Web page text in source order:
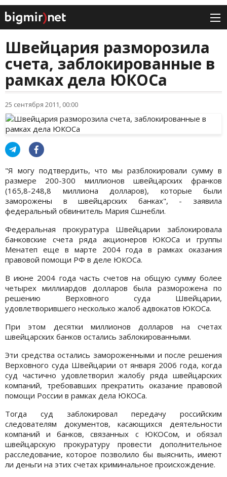
Швейцария разморозила
счета, заблокированные в
рамках дела ЮКОСа
25 сентября 2011, 00:00
"Я могу подтвердить, что мы разблокировали сумму в
размере 200-300 миллионов швейцарских франков
(165,8-248,8 миллиона долларов), которые были
заморожены в швейцарских банках", - заявила
федеральный обвинитель Мария Сшнебли.
Федеральная прокуратура Швейцарии заблокировала
банковские счета ряда акционеров ЮКОСа и группы
Менатеп еще в марте 2004 года в рамках оказания
правовой помощи РФ в деле ЮКОСа.
В июне 2004 года часть счетов на общую сумму более
четырех миллиардов долларов была разморожена по
решению Верховного суда Швейцарии,
удовлетворившего несколько жалоб адвокатов ЮКОСа.
При этом десятки миллионов долларов на счетах
швейцарских банков остались заблокированными.
Эти средства остались замороженными и после решения
Верховного суда Швейцарии от января 2006 года, когда
суд частично удовлетворил жалобу ряда швейцарских
компаний, требовавших прекратить оказание правовой
помощи России в рамках дела ЮКОСа.
Тогда суд заблокировал передачу российским
следователям документов, касающихся деятельности
компаний и банков, связанных с ЮКОСом, и обязал
швейцарскую прокуратуру провести дополнительное
расследование, которое позволило бы выяснить, имеют
ли деньги на этих счетах криминальное происхождение.